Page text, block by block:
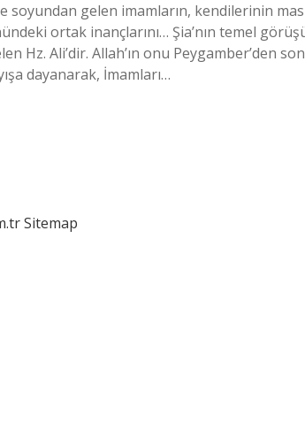
gelen imamların, kendilerinin
ortak inançlarını… Şia’nın temel
Hz. Ali’dir. Allah’ın onu Peygamber’den
dayanarak, İmamları…
Sitemap